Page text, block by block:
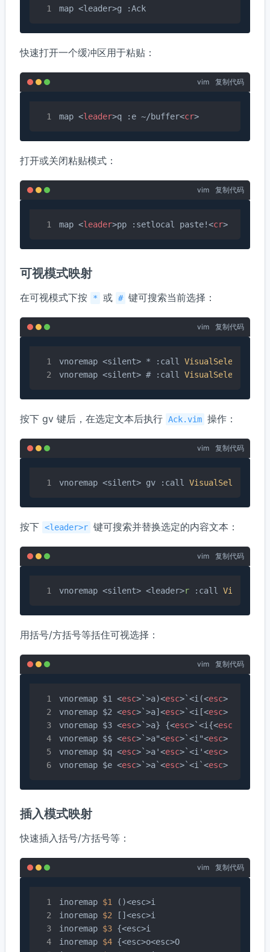
map <leader>g :Ack
快速打开一个缓冲区用于粘贴：
vim 复制代码
map <leader>q :e ~/buffer<cr>
打开或关闭粘贴模式：
vim 复制代码
map <leader>pp :setlocal paste!<cr>
可视模式映射
在可视模式下按 * 或 # 键可搜索当前选择：
vim 复制代码
vnoremap <silent> * :call VisualSelection
vnoremap <silent> # :call VisualSelection
按下 gv 键后，在选定文本后执行 Ack.vim 操作：
vim 复制代码
vnoremap <silent> gv :call VisualSelection
按下 <leader>r 键可搜索并替换选定的内容文本：
vim 复制代码
vnoremap <silent> <leader>r :call
用括号/方括号等括住可视选择：
vim 复制代码
vnoremap $1 <esc>`>a)<esc>`<i(<esc>
vnoremap $2 <esc>`>a] <esc>`<i[<esc>
vnoremap $3 <esc>`>a} {<esc>`<i{<esc
vnoremap $$ <esc>`>a"<esc>`<i"<esc>
vnoremap $q <esc>`>a'<esc>`<i'<esc>
vnoremap $e <esc>`>a`<esc>`<i`<esc>
插入模式映射
快速插入括号/方括号等：
vim 复制代码
inoremap $1
()<esc>i
inoremap $2 []<esc>i
inoremap $3 {<esc>i
inoremap $4 {<esc>o<esc>O